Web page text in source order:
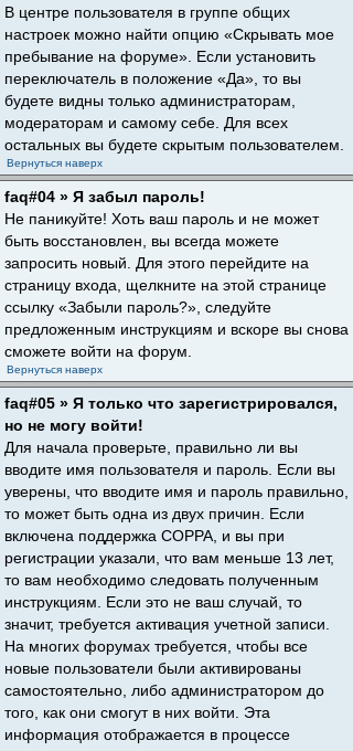
В центре пользователя в группе общих
настроек можно найти опцию «Скрывать мое
пребывание на форуме». Если установить
переключатель в положение «Да», то вы
будете видны только администраторам,
модераторам и самому себе. Для всех
остальных вы будете скрытым пользователем.
Вернуться наверх
faq#04 » Я забыл пароль!
Не паникуйте! Хоть ваш пароль и не может
быть восстановлен, вы всегда можете
запросить новый. Для этого перейдите на
страницу входа, щелкните на этой странице
ссылку «Забыли пароль?», следуйте
предложенным инструкциям и вскоре вы снова
сможете войти на форум.
Вернуться наверх
faq#05 » Я только что зарегистрировался,
но не могу войти!
Для начала проверьте, правильно ли вы
вводите имя пользователя и пароль. Если вы
уверены, что вводите имя и пароль правильно,
то может быть одна из двух причин. Если
включена поддержка COPPA, и вы при
регистрации указали, что вам меньше 13 лет,
то вам необходимо следовать полученным
инструкциям. Если это не ваш случай, то
значит, требуется активация учетной записи.
На многих форумах требуется, чтобы все
новые пользователи были активированы
самостоятельно, либо администратором до
того, как они смогут в них войти. Эта
информация отображается в процессе